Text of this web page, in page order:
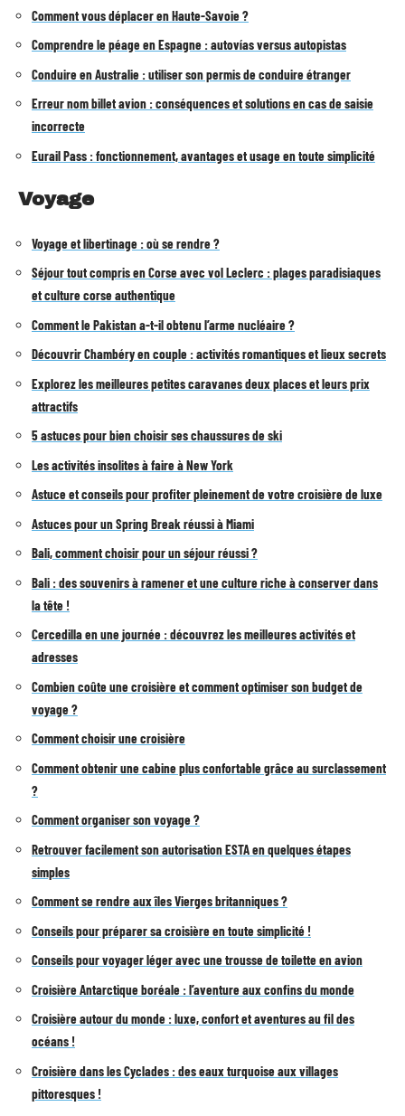
Comment vous déplacer en Haute-Savoie ?
Comprendre le péage en Espagne : autovías versus autopistas
Conduire en Australie : utiliser son permis de conduire étranger
Erreur nom billet avion : conséquences et solutions en cas de saisie
incorrecte
Eurail Pass : fonctionnement, avantages et usage en toute simplicité
Voyage
Voyage et libertinage : où se rendre ?
Séjour tout compris en Corse avec vol Leclerc : plages paradisiaques
et culture corse authentique
Comment le Pakistan a-t-il obtenu l’arme nucléaire ?
Découvrir Chambéry en couple : activités romantiques et lieux secrets
Explorez les meilleures petites caravanes deux places et leurs prix
attractifs
5 astuces pour bien choisir ses chaussures de ski
Les activités insolites à faire à New York
Astuce et conseils pour profiter pleinement de votre croisière de luxe
Astuces pour un Spring Break réussi à Miami
Bali, comment choisir pour un séjour réussi ?
Bali : des souvenirs à ramener et une culture riche à conserver dans
la tête !
Cercedilla en une journée : découvrez les meilleures activités et
adresses
Combien coûte une croisière et comment optimiser son budget de
voyage ?
Comment choisir une croisière
Comment obtenir une cabine plus confortable grâce au surclassement
?
Comment organiser son voyage ?
Retrouver facilement son autorisation ESTA en quelques étapes
simples
Comment se rendre aux îles Vierges britanniques ?
Conseils pour préparer sa croisière en toute simplicité !
Conseils pour voyager léger avec une trousse de toilette en avion
Croisière Antarctique boréale : l’aventure aux confins du monde
Croisière autour du monde : luxe, confort et aventures au fil des
océans !
Croisière dans les Cyclades : des eaux turquoise aux villages
pittoresques !